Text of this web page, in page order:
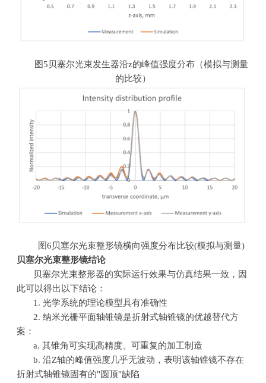
图 5贝塞尔光束发生器沿z的峰值强度分布（模拟与测量
的比较）
图6贝塞尔光束整形镜横向强度分布比较(模拟与测量)
贝塞尔光束整形镜结论
贝塞尔光束整形器的实际运行效果与仿真结果一致，因
此可以得出以下结论：
1. 光学系统的理论模型具有准确性
2. 纳米光栅平面轴锥镜是折射式轴锥镜的优越替代方
案：
a. 其锥角可实现高精度、可重复的加工制造
b. 沿Z轴的峰值强度几乎无波动，表明该轴锥镜不存在
折射式轴锥镜固有的"圆顶"缺陷